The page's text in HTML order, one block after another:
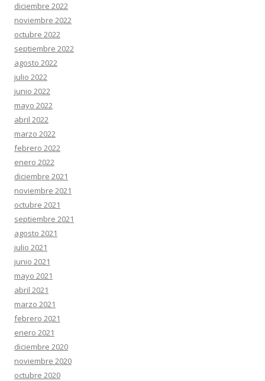
diciembre 2022
noviembre 2022
octubre 2022
septiembre 2022
agosto 2022
julio 2022
junio 2022
mayo 2022
abril 2022
marzo 2022
febrero 2022
enero 2022
diciembre 2021
noviembre 2021
octubre 2021
septiembre 2021
agosto 2021
julio 2021
junio 2021
mayo 2021
abril 2021
marzo 2021
febrero 2021
enero 2021
diciembre 2020
noviembre 2020
octubre 2020